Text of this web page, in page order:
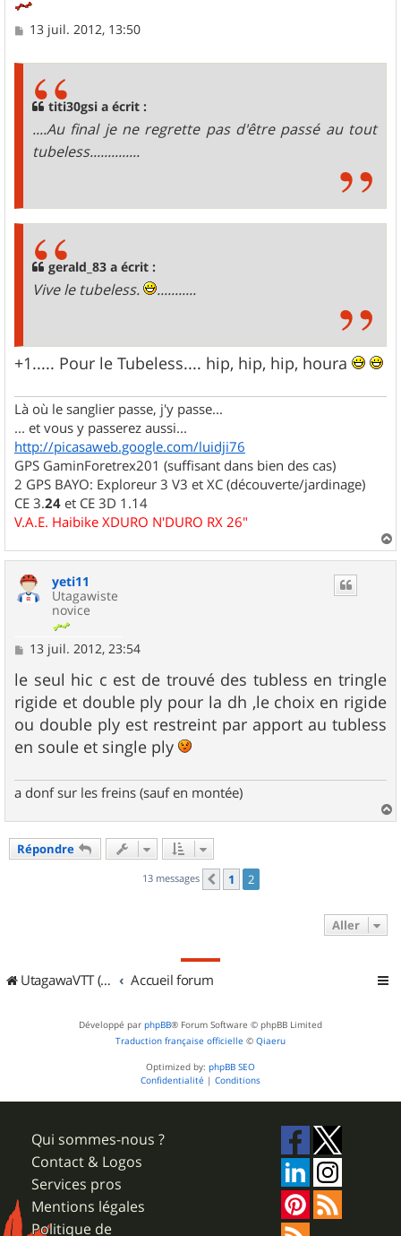
M13 juil. 2012, 13:50
titi30gsi a écrit :
....Au final je ne regrette pas d'être passé au tout
tubeless..............
gerald_83 a écrit :
Vive le tubeless. ...........
+1..... Pour le Tubeless.... hip, hip, hip, houra
Là où le sanglier passe, j'y passe...
... et vous y passerez aussi...
http://picasaweb.google.com/luidji76
GPS GaminForetrex201 (suffisant dans bien des cas)
2 GPS BAYO: Exploreur 3 V3 et XC (découverte/jardinage)
CE 3.24 et CE 3D 1.14
V.A.E. Haibike XDURO N'DURO RX 26"
a
yeti11
Utagawiste
novice
M
s
s
a
g
e
13 juil. 2012, 23:54
le seul hic c est de trouvé des tubless en tringle
rigide et double ply pour la dh ,le choix en rigide
ou double ply est restreint par apport au tubless
en soule et single ply
a donf sur les freins (sauf en montée)
a
Répondre
13 messages Précédent
1 2
Aller
UtagawaVTT (Randos VTT et VTTAE avec traces GPS) Accueil forum
Développé par phpBB® Forum Software © phpBB Limited
Traduction française officielle © Qiaeru
Optimized by: phpBB SEO
Confidentialité | Conditions
Qui sommes-nous ?
Contact & Logos
Services pros
Mentions légales
Politique de